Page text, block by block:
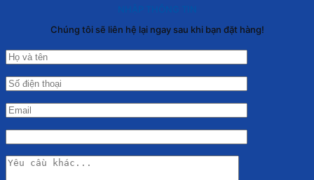
Chúng tôi sẽ liên hệ lại ngay sau khi bạn đặt hàng!